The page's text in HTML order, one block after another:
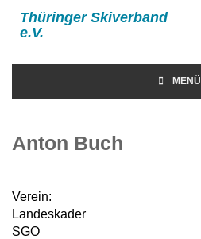
Thüringer Skiverband
e.V.
MENÜ
Anton Buch
Verein:
Landeskader
SGO